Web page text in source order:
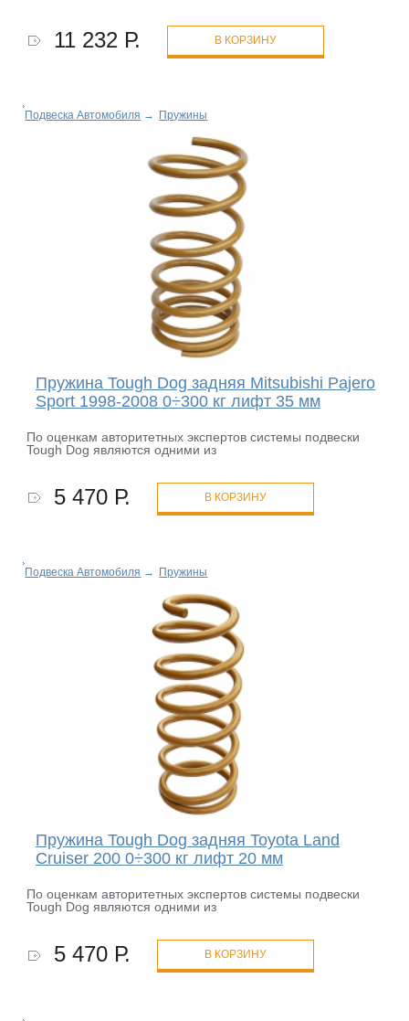
11 232 Р. В КОРЗИНУ
Подвеска Автомобиля → Пружины
Пружина Tough Dog задняя Mitsubishi Pajero
Sport 1998-2008 0÷300 кг лифт 35 мм
По оценкам авторитетных экспертов системы подвески
Tough Dog являются одними из
5 470 Р. В КОРЗИНУ
Подвеска Автомобиля → Пружины
Пружина Tough Dog задняя Toyota Land
Cruiser 200 0÷300 кг лифт 20 мм
По оценкам авторитетных экспертов системы подвески
Tough Dog являются одними из
5 470 Р. В КОРЗИНУ